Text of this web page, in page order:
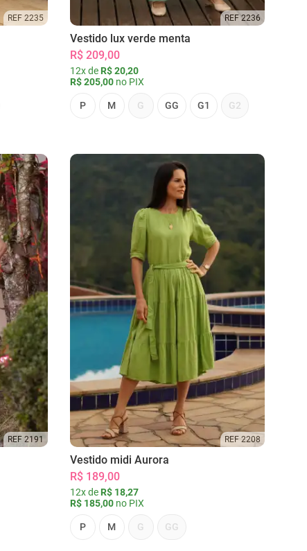
REF 2235 REF 2236
Vestido lux verde menta
R$ 209,00
12x de R$ 20,20
R$ 205,00no PIX
P M G GG G1 G2
REF 2191 REF 2208
Vestido midi Aurora
R$ 189,00
12x de R$ 18,27
R$ 185,00no PIX
P M G GG